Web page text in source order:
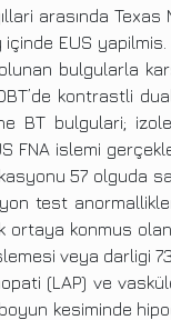
arasında
EUS
bulgularla
kontrastli
BT bulgulari;
FNA islemi
57 olguda
test
ortaya konmus
veya darligi
(LAP) ve
kesiminde